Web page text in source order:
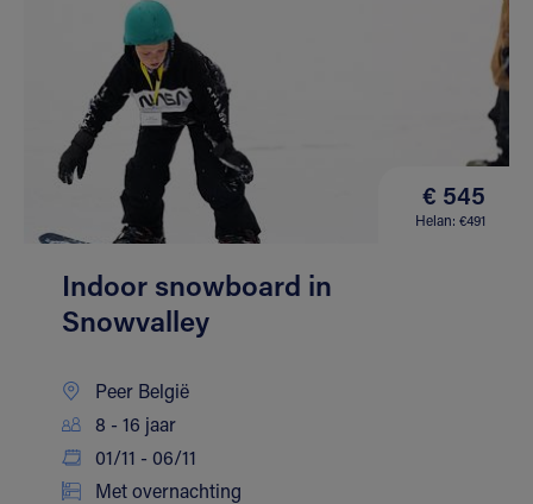
€ 545
Helan: €491
Indoor snowboard in
Snowvalley
Peer België
8 - 16 jaar
01/11 - 06/11
Met overnachting